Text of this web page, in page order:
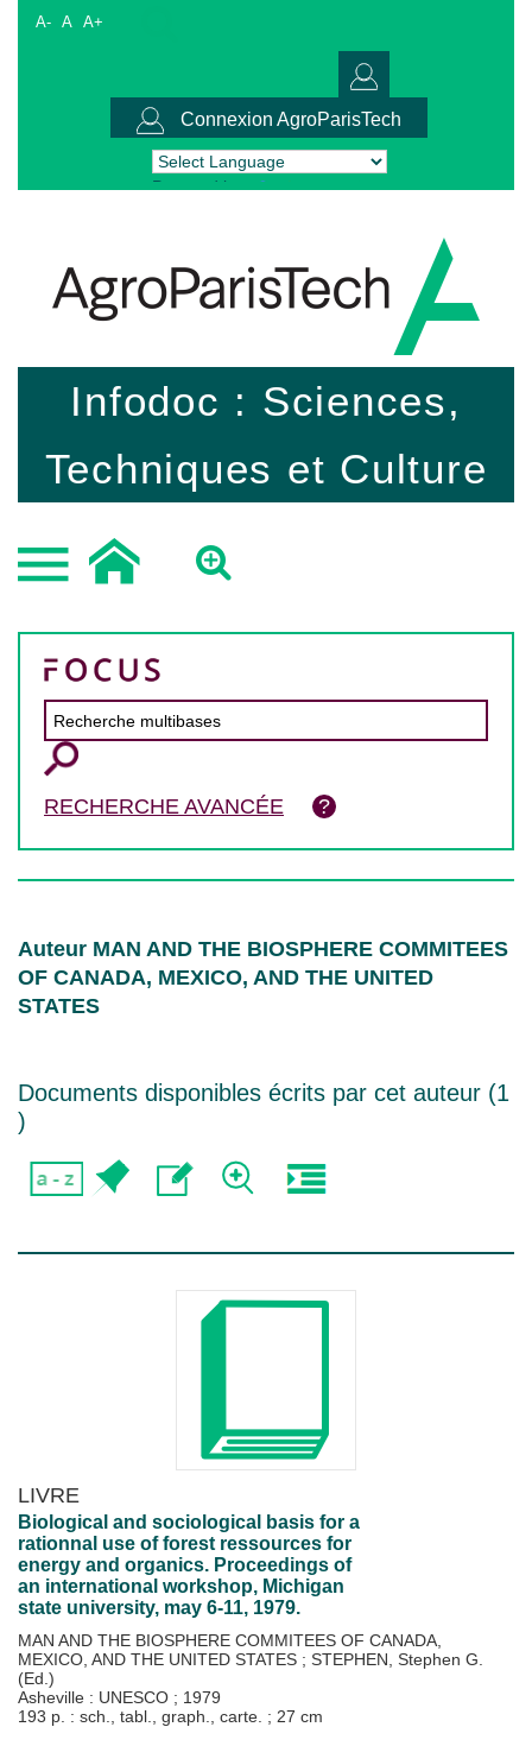
A- A A+
Connexion AgroParisTech
Powered by Translate
Infodoc : Sciences,
Techniques et Culture
RECHERCHE AVANCÉE
Auteur MAN AND THE BIOSPHERE COMMITEES
OF CANADA, MEXICO, AND THE UNITED
STATES
Documents disponibles écrits par cet auteur (1
)
LIVRE
Biological and sociological basis for a
rationnal use of forest ressources for
energy and organics. Proceedings of
an international workshop, Michigan
state university, may 6-11, 1979.
MAN AND THE BIOSPHERE COMMITEES OF CANADA,
MEXICO, AND THE UNITED STATES ; STEPHEN, Stephen G.
(Ed.)
Asheville : UNESCO ; 1979
193 p. : sch., tabl., graph., carte. ; 27 cm